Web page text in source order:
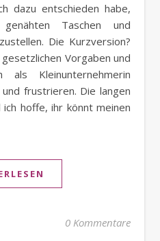
dazu entschieden habe,
Taschen und
Die Kurzversion?
Vorgaben und
als Kleinunternehmerin
frustrieren. Die langen
hoffe, ihr könnt meinen
0 Kommentare